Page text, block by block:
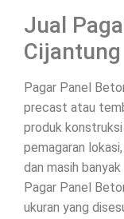
Jual
Cijantung
Pagar Panel
precast atau
produk konstruksi
pemagaran
dan masih
Pagar Panel
ukuran yang